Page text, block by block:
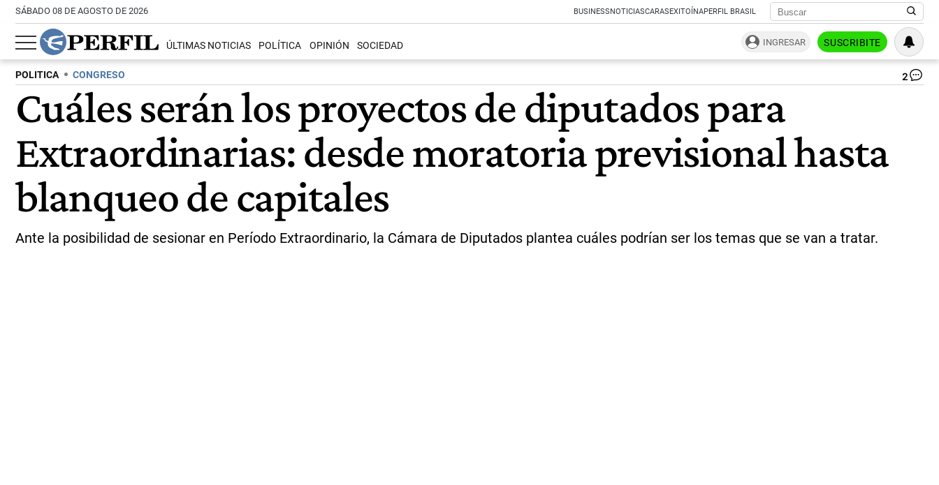
SÁBADO 08 DE AGOSTO DE 2026 BUSINESSNOTICIASCARASEXITOÍNAPERFIL BRASIL
ÚLTIMAS NOTICIAS POLÍTICA OPINIÓN SOCIEDAD INGRESAR SUSCRIBITE
POLITICA CONGRESO 2
Cuáles serán los proyectos de diputados para
Extraordinarias: desde moratoria previsional hasta
blanqueo de capitales
Ante la posibilidad de sesionar en Período Extraordinario, la Cámara de Diputados plantea cuáles podrían ser los temas que se van a tratar.